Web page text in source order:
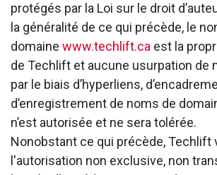
protégés par la Loi sur le droit
la généralité de ce qui précède, le
domaine www.techlift.ca est la
de Techlift et aucune usurpation de
par le biais d’hyperliens,
d’enregistrement de noms de
n’est autorisée et ne sera tolérée.
Nonobstant ce qui précède, Techlift
l'autorisation non exclusive, non